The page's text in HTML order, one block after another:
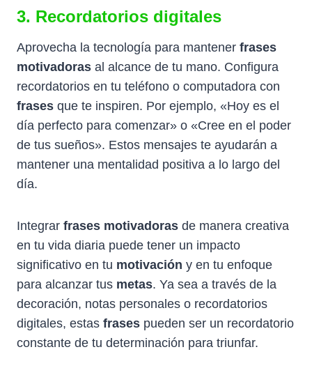
3. Recordatorios digitales
Aprovecha la tecnología para mantener frases
motivadoras al alcance de tu mano. Configura
recordatorios en tu teléfono o computadora con
frases que te inspiren. Por ejemplo, «Hoy es el
día perfecto para comenzar» o «Cree en el poder
de tus sueños». Estos mensajes te ayudarán a
mantener una mentalidad positiva a lo largo del
día.
Integrar frases motivadoras de manera creativa
en tu vida diaria puede tener un impacto
significativo en tu motivación y en tu enfoque
para alcanzar tus metas. Ya sea a través de la
decoración, notas personales o recordatorios
digitales, estas frases pueden ser un recordatorio
constante de tu determinación para triunfar.